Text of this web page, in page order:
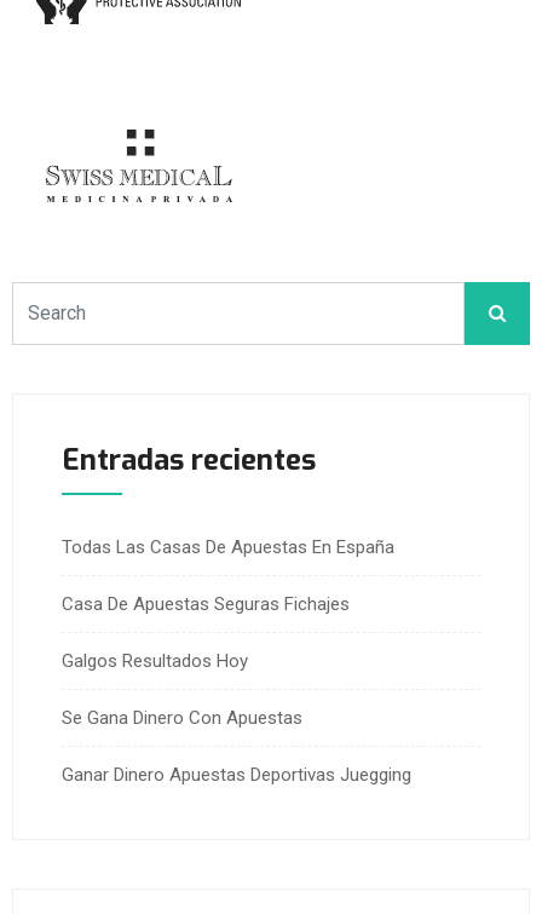
Entradas recientes
Todas Las Casas De Apuestas En España
Casa De Apuestas Seguras Fichajes
Galgos Resultados Hoy
Se Gana Dinero Con Apuestas
Ganar Dinero Apuestas Deportivas Juegging